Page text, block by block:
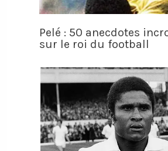
Pelé : 50 anecdotes
sur le roi du football